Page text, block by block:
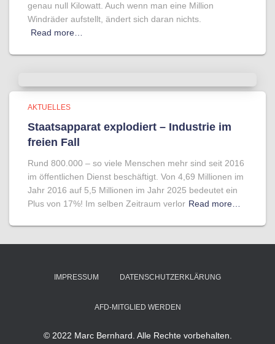
genau null Kilowatt. Auch wenn man eine Million
Windräder aufstellt, ändert sich daran nichts.
Read more…
AKTUELLES
Staatsapparat explodiert – Industrie im
freien Fall
Rund 800.000 – so viele Menschen mehr sind seit 2016
im öffentlichen Dienst beschäftigt. Von 4,69 Millionen im
Jahr 2016 auf 5,5 Millionen im Jahr 2025 bedeutet ein
Plus von 17%! Im selben Zeitraum verlor Read more…
IMPRESSUM DATENSCHUTZERKLÄRUNG
AFD-MITGLIED WERDEN
© 2022 Marc Bernhard. Alle Rechte vorbehalten.